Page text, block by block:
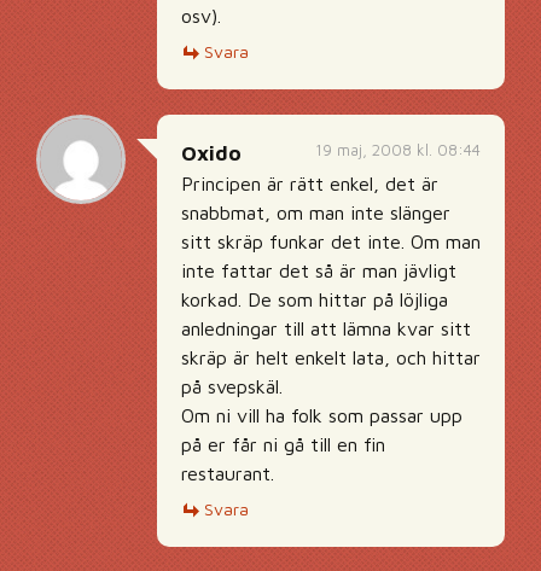
osv).
Svara
19 maj, 2008 kl. 08:44
Oxido
Principen är rätt enkel, det är
snabbmat, om man inte slänger
sitt skräp funkar det inte. Om man
inte fattar det så är man jävligt
korkad. De som hittar på löjliga
anledningar till att lämna kvar sitt
skräp är helt enkelt lata, och hittar
på svepskäl.
Om ni vill ha folk som passar upp
på er får ni gå till en fin
restaurant.
Svara